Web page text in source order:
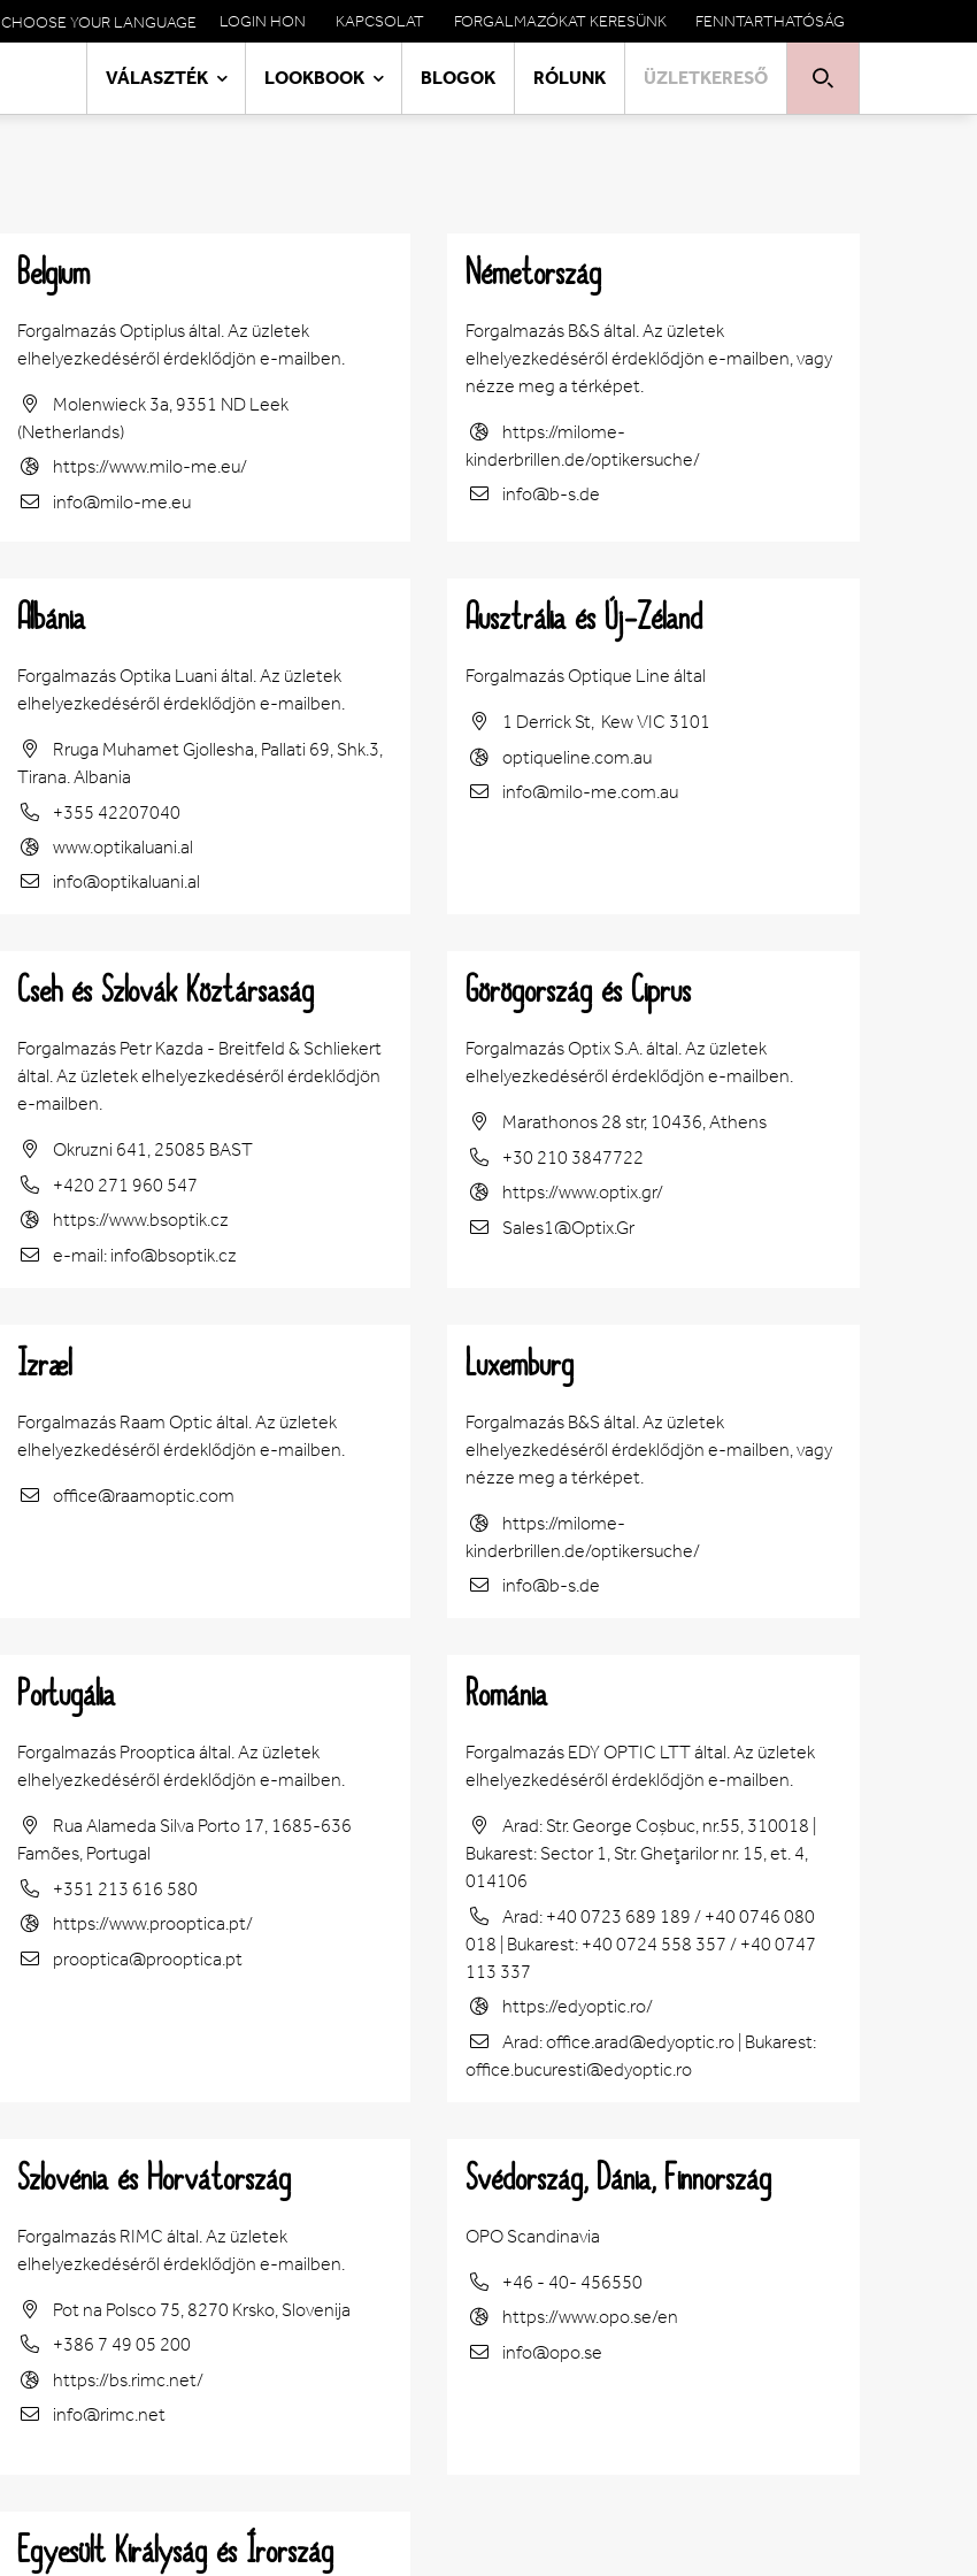
MAIN
NAVIGATION
VÁLASZTÉK LOOKBOOK BLOGOK RÓLUNK ÜZLETKERESŐ
CHOOSE YOUR LANGUAGE
META
LOGIN HON KAPCSOLAT FORGALMAZÓKAT KERESÜNK FENNTARTHATÓSÁG
Belgium
Forgalmazás Optiplus által. Az üzletek
elhelyezkedéséről érdeklődjön e-mailben.
Molenwieck 3a, 9351 ND Leek
(Netherlands)
https://www.milo-me.eu/
info@milo-me.eu
Németország
Forgalmazás B&S által. Az üzletek
elhelyezkedéséről érdeklődjön e-mailben, vagy
nézze meg a térképet.
https://milome-
kinderbrillen.de/optikersuche/
info@b-s.de
Albánia
Forgalmazás Optika Luani által. Az üzletek
elhelyezkedéséről érdeklődjön e-mailben.
Rruga Muhamet Gjollesha, Pallati 69, Shk.3,
Tirana. Albania
+355 42207040
www.optikaluani.al
info@optikaluani.al
Ausztrália és Új-Zéland
Forgalmazás Optique Line által
1 Derrick St, Kew VIC 3101
optiqueline.com.au
info@milo-me.com.au
Cseh és Szlovák Köztársaság
Forgalmazás Petr Kazda - Breitfeld & Schliekert
által. Az üzletek elhelyezkedéséről érdeklődjön
e-mailben.
Okruzni 641, 25085 BAST
+420 271 960 547
https://www.bsoptik.cz
e-mail: info@bsoptik.cz
Görögország és Ciprus
Forgalmazás Optix S.A. által. Az üzletek
elhelyezkedéséről érdeklődjön e-mailben.
Marathonos 28 str, 10436, Athens
+30 210 3847722
https://www.optix.gr/
Sales1@Optix.Gr
Izrael
Forgalmazás Raam Optic által. Az üzletek
elhelyezkedéséről érdeklődjön e-mailben.
office@raamoptic.com
Luxemburg
Forgalmazás B&S által. Az üzletek
elhelyezkedéséről érdeklődjön e-mailben, vagy
nézze meg a térképet.
https://milome-
kinderbrillen.de/optikersuche/
info@b-s.de
Portugália
Forgalmazás Prooptica által. Az üzletek
elhelyezkedéséről érdeklődjön e-mailben.
Rua Alameda Silva Porto 17, 1685-636
Famões, Portugal
+351 213 616 580
https://www.prooptica.pt/
prooptica@prooptica.pt
Románia
Forgalmazás EDY OPTIC LTT által. Az üzletek
elhelyezkedéséről érdeklődjön e-mailben.
Arad: Str. George Coșbuc, nr.55, 310018 |
Bukarest: Sector 1, Str. Gheţarilor nr. 15, et. 4,
014106
Arad: +40 0723 689 189 / +40 0746 080
018 | Bukarest: +40 0724 558 357 / +40 0747
113 337
https://edyoptic.ro/
Arad: office.arad@edyoptic.ro | Bukarest:
office.bucuresti@edyoptic.ro
Szlovénia és Horvátország
Forgalmazás RIMC által. Az üzletek
elhelyezkedéséről érdeklődjön e-mailben.
Pot na Polsco 75, 8270 Krsko, Slovenija
+386 7 49 05 200
https://bs.rimc.net/
info@rimc.net
Svédország, Dánia, Finnország
OPO Scandinavia
+46 - 40- 456550
https://www.opo.se/en
info@opo.se
Egyesült Királyság és Írország